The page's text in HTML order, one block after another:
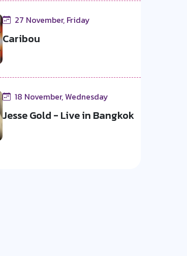
27 November, Friday
Caribou
18 November, Wednesday
Jesse Gold - Live in Bangkok